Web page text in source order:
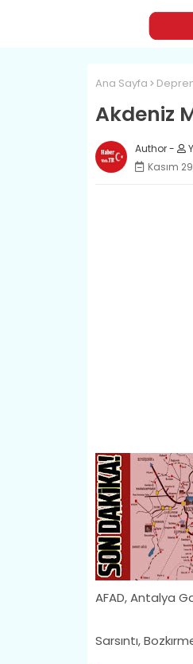
Ana Sayfa
Akdeniz
Kasım
AFAD, Antalya
Sarsıntı,